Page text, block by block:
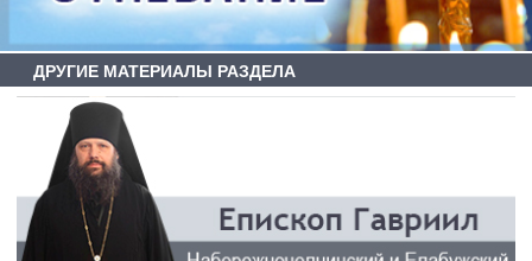
ДРУГИЕ МАТЕРИАЛЫ РАЗДЕЛА